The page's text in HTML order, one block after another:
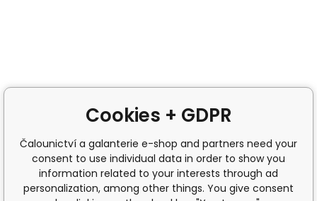
Cookies + GDPR
Čalounictví a galanterie e-shop and partners need your
consent to use individual data in order to show you
information related to your interests through ad
personalization, among other things. You give consent